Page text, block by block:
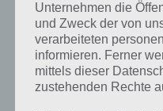
Weitere Aufgaben
Level
Ebenfalls im gleichen Level
Schuhmarken ” und “Bild:
den Sachverhalt, um zur 94%
Unternehmen die
und Zweck der von
verarbeiteten
informieren. Ferner
mittels dieser
zustehenden Rechte